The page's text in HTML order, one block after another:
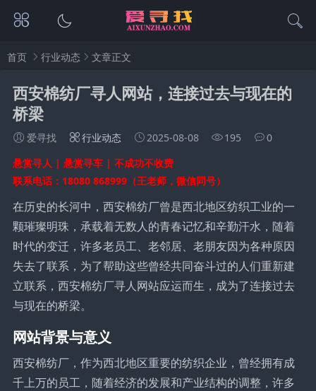
首页 行业动态 文章正文
西安棉纺厂寻人网站，连接过去与现在的
桥梁
爱寻找 行业动态 2025-08-08 195
0
悬赏寻人 | 悬赏寻车 | 不成功不收费
联系电话：18080 868999（王老师，微信同号）
在历史的长河中，西安棉纺厂曾是西北地区纺织工业的一
颗璀璨明珠，承载着无数人的青春记忆和辛勤汗水，随着
时代的变迁，许多老员工、老邻居、老朋友因为各种原因
失去了联系，为了帮助这些曾经共同奋斗过的人们重新建
立联系，西安棉纺厂寻人网站应运而生，成为了连接过去
与现在的桥梁。
网站背景与意义
西安棉纺厂，作为西北地区重要的纺织企业，曾经拥有成
千上万的员工，随着经济的发展和产业结构的调整，许多